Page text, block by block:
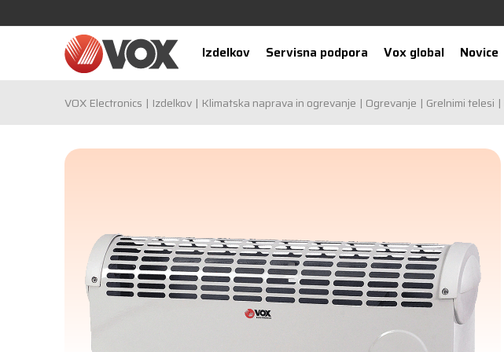
Izdelkov Servisna podpora Vox global Novice
VOX Electronics Izdelkov Klimatska naprava in ogrevanje Ogrevanje Grelnimi telesi